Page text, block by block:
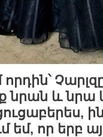
նրան և նրա
եմ, որ երբ